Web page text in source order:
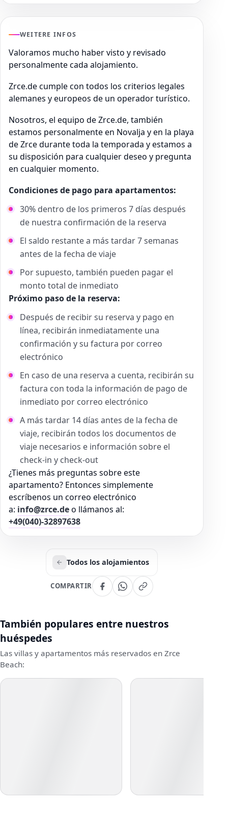
WEITERE INFOS
Valoramos mucho haber visto y revisado
personalmente cada alojamiento.
Zrce.de cumple con todos los criterios legales
alemanes y europeos de un operador turístico.
Nosotros, el equipo de Zrce.de, también
estamos personalmente en Novalja y en la playa
de Zrce durante toda la temporada y estamos a
su disposición para cualquier deseo y pregunta
en cualquier momento.
Condiciones de pago para apartamentos:
30% dentro de los primeros 7 días después
de nuestra confirmación de la reserva
El saldo restante a más tardar 7 semanas
antes de la fecha de viaje
Por supuesto, también pueden pagar el
monto total de inmediato
Próximo paso de la reserva:
Después de recibir su reserva y pago en
línea, recibirán inmediatamente una
confirmación y su factura por correo
electrónico
En caso de una reserva a cuenta, recibirán su
factura con toda la información de pago de
inmediato por correo electrónico
A más tardar 14 días antes de la fecha de
viaje, recibirán todos los documentos de
viaje necesarios e información sobre el
check-in y check-out
¿Tienes más preguntas sobre este
apartamento? Entonces simplemente
escríbenos un correo electrónico
a: info@zrce.deo llámanos al:
+49(040)-32897638
Todos los alojamientos
COMPARTIR
También populares entre nuestros
huéspedes
Las villas y apartamentos más reservados en Zrce
Beach: